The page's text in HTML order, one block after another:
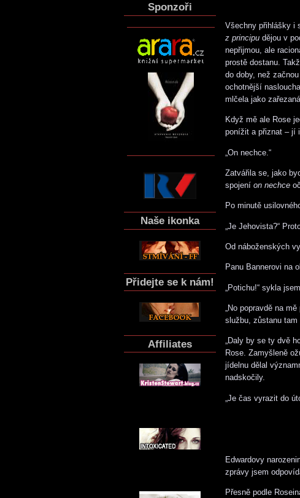
Sponzoři
Naše ikonka
Přidejte se k nám!
Affiliates
Všechny přihlášky i
z principu dějou v
nepřijmou, ale
prostě dostanu.
do doby, než
ochotnější
mlčela jako
Když mě ale Rose
ponížit a přiznat – jí
„On nechce.“
Zatvářila se, jako
spojení on nechce
Po minutě
„Je Jehovista?“
Od náboženských
Panu Bannerovi na
„Potichu!“ sykla
„No popravdě na
službu, zůstanu
„Daly by se ty dvě
Rose. Zamyšleně
jídelnu dělal
nadskočily.
„Je čas vyrazit do
Edwardovy
zprávy jsem
Přesně podle